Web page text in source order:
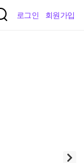
로그인 회원가입